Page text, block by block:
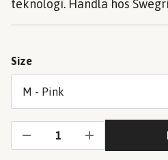
teknologi. Handla hos
Size